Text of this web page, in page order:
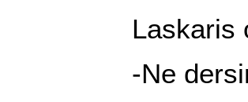
Laskaris
-Ne dersin